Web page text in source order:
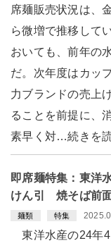
席麺販売状況は、
ら微増で推移して
おいても、前年の
だ。次年度はカッ
力ブランドの売上
ることを前提に、
素早く対…続きを
即席麺特集：東洋
けん引 焼そば前
麺類 特集
東洋水産の24年4